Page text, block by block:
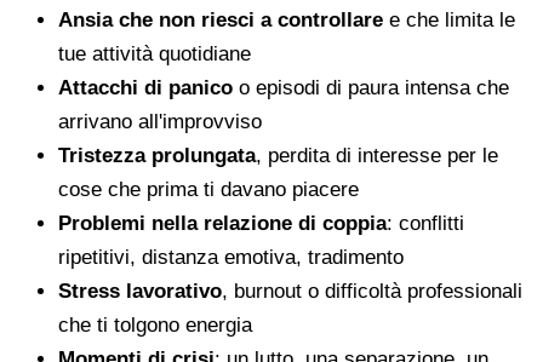
Ansia che non riesci a controllare e che limita le
tue attività quotidiane
Attacchi di panico o episodi di paura intensa che
arrivano all'improvviso
Tristezza prolungata, perdita di interesse per le
cose che prima ti davano piacere
Problemi nella relazione di coppia: conflitti
ripetitivi, distanza emotiva, tradimento
Stress lavorativo, burnout o difficoltà professionali
che ti tolgono energia